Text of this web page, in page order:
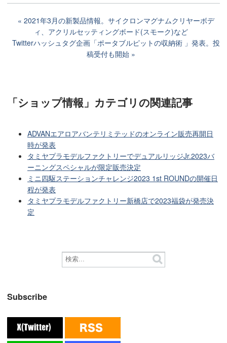
2021年3月の新製品情報。サイクロンマグナムクリヤーボデ
ィ、アクリルセッティングボード(スモーク)など
Twitterハッシュタグ企画「ポータブルピットの収納術 」発表。投
稿受付も開始
「ショップ情報」カテゴリの関連記事
ADVANエアロアバンテリミテッドのオンライン販売再開日
時が発表
タミヤプラモデルファクトリーでデュアルリッジJr.2023バ
ーニングスペシャルが限定販売決定
ミニ四駆ステーションチャレンジ2023 1st ROUNDの開催日
程が発表
タミヤプラモデルファクトリー新橋店で2023福袋が発売決
定
Subscribe